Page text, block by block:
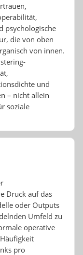
psychologische
die von oben
von innen.
und
– nicht allein
soziale
Druck auf das
oder Outputs
Umfeld zu
operative
pro